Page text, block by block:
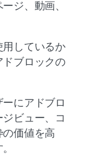
ジ、動画、
用しているか
ドブロックの
にアドブロ
ビュー、コ
価値を高